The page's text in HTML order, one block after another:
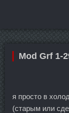
Mod Grf 1-
я просто в
(старым или